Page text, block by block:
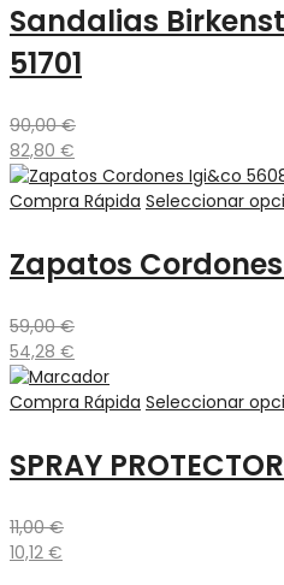
Sandalias
51701
90,00€
82,80 €
Compra Rápida Seleccionar
Zapatos
59,00€
54,28 €
Compra Rápida Seleccionar
SPRAY PROTECTOR
11,00€
10,12 €